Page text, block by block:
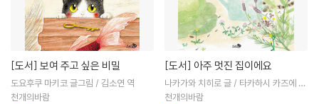
[도서] 보여 주고 싶은 비밀
도요후쿠 마키코 글그림 / 김소연 역
천개의바람
[도서] 아주 멋진 집이에요
나카가와 치히로 글 / 타카하시 카즈에 그
림 / 김소연 역
천개의바람